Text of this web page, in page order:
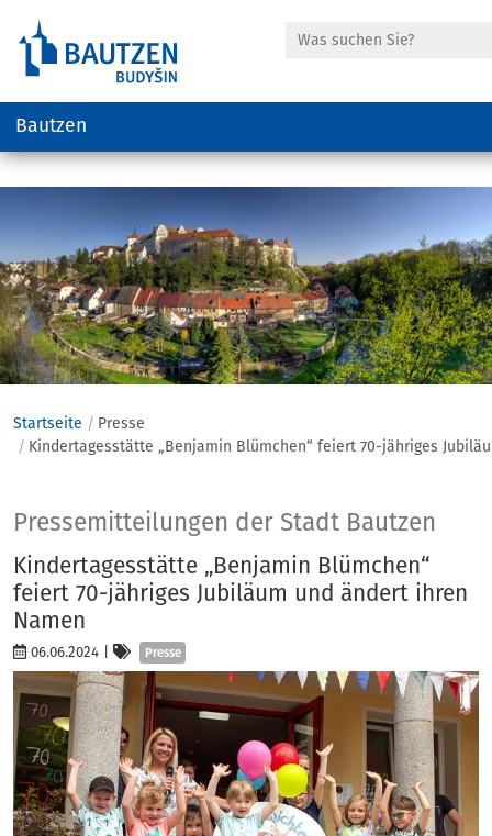
anspringen
Suche
Bautzen
Startseite
Presse
Kindertagesstätte „Benjamin Blümchen“ feiert 70-jähriges
Presse
Pressemitteilungen der Stadt Bautzen
Kindertagesstätte „Benjamin Blümchen“
feiert 70-jähriges Jubiläum und ändert ihren
Namen
06.06.2024 Kategorien
Presse